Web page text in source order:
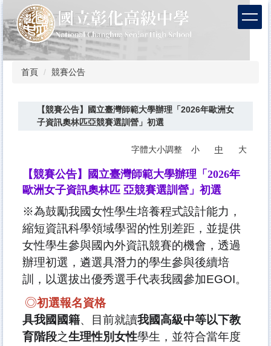
到
主
要
內
首頁 競賽公告
【競賽公告】國立臺灣師範大學辦理「2026年歐洲女
子資訊奧林匹亞競賽選訓營」初選
字體大小調整 小 中 大
【競賽公告】國立臺灣師範大學辦理「2026年
歐洲女子資訊奧林匹 亞競賽選訓營」初選
※為鼓勵我國女性學生培養程式設計能力，
縮短資訊科學領域學習的性別差距，並提供
女性學生參與國內外資訊競賽的機會，透過
辦理初選，遴選具潛力的學生參與後續培
訓，以選拔出優秀選手代表我國參加EGOI。
◎初選報名資格
具我國國籍、目前就讀我國高級中等以下教
育階段之生理性別女性學生，並符合當年度